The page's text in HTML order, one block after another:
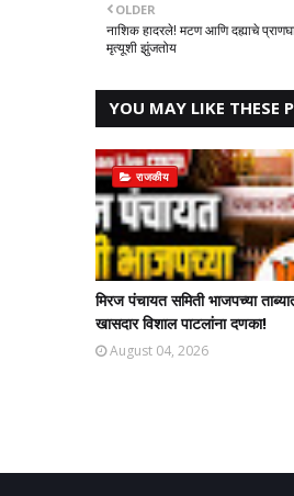
OLDER
नाशिक हादरले! मटण आणि दह्याचे
मृत्यूशी झुंजतोय
YOU MAY LIKE THESE
राजकीय
मिरज पंचायत समिती भाजपच्या
खासदार विशाल पाटलांना दणका!
August 04, 2026